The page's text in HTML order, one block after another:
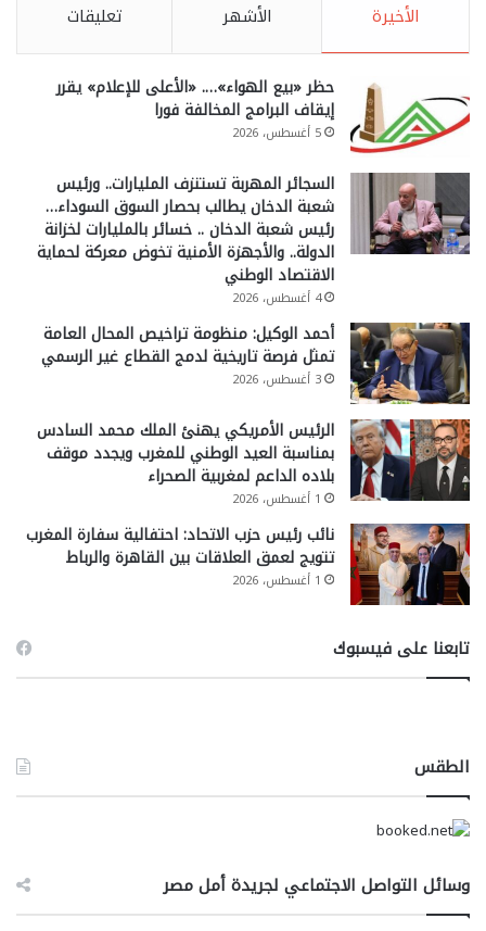
الأخيرة الأشهر تعليقات
حظر «بيع الهواء»…. «الأعلى للإعلام» يقرر
إيقاف البرامج المخالفة فورا
5 أغسطس، 2026
السجائر المهربة تستنزف المليارات.. ورئيس
شعبة الدخان يطالب بحصار السوق السوداء…
رئيس شعبة الدخان .. خسائر بالمليارات لخزانة
الدولة.. والأجهزة الأمنية تخوض معركة لحماية
الاقتصاد الوطني
4 أغسطس، 2026
أحمد الوكيل: منظومة تراخيص المحال العامة
تمثل فرصة تاريخية لدمج القطاع غير الرسمي
3 أغسطس، 2026
الرئيس الأمريكي يهنئ الملك محمد السادس
بمناسبة العيد الوطني للمغرب ويجدد موقف
بلاده الداعم لمغربية الصحراء
1 أغسطس، 2026
نائب رئيس حزب الاتحاد: احتفالية سفارة المغرب
تتويج لعمق العلاقات بين القاهرة والرباط
1 أغسطس، 2026
تابعنا على فيسبوك
الطقس
وسائل التواصل الاجتماعي لجريدة أمل مصر